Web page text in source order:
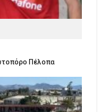
Πέλοπα